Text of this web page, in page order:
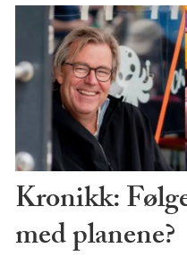
Kronikk:
med planene?